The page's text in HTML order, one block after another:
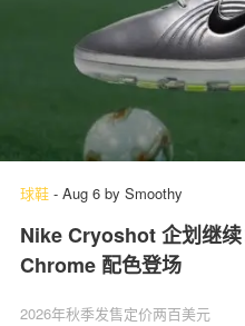
球鞋 - Aug 6 by Smoothy
Nike Cryoshot 企划继
Chrome 配色登场
2026年秋季发售定价两百美元